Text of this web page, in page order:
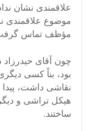
علاقمندی نشان
موضوع علاقمندی
مؤظف تماس
چون آقای
بود، بناً کسی
نقاشی داشت،
هیکل تراشی و
ساختند.